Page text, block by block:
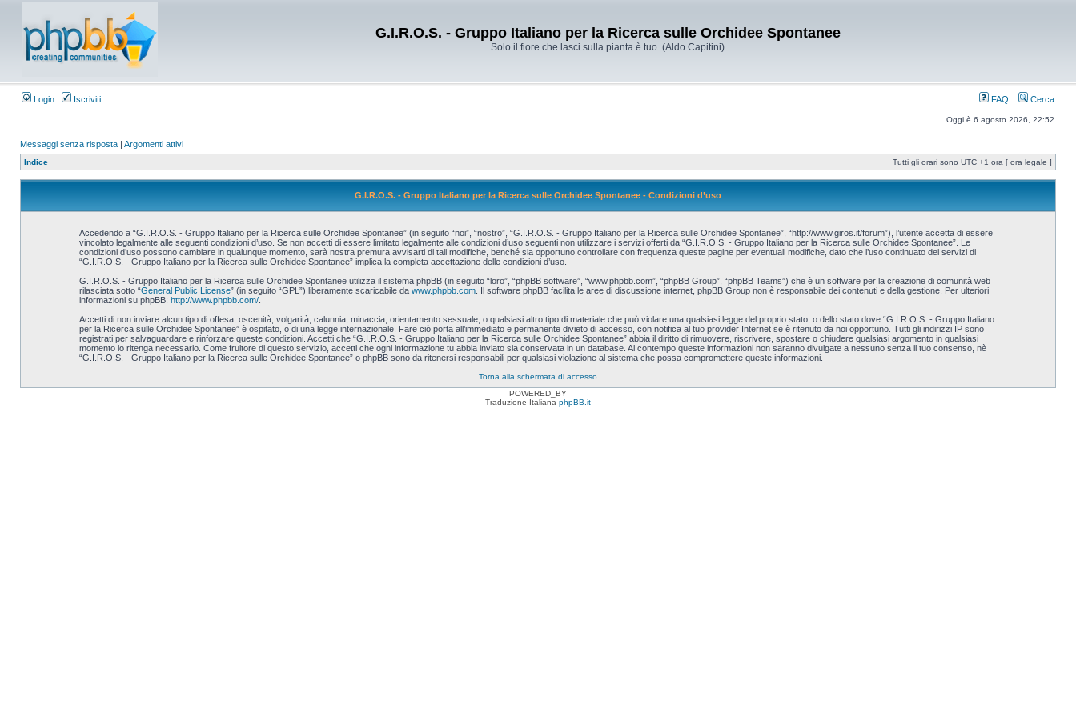
G.I.R.O.S. - Gruppo Italiano per la Ricerca sulle Orchidee Spontanee
Solo il fiore che lasci sulla pianta è tuo. (Aldo Capitini)
Login Iscriviti FAQ Cerca
Oggi è 6 agosto 2026, 22:52
Messaggi senza risposta | Argomenti attivi
Indice Tutti gli orari sono UTC +1 ora [ ora legale ]
G.I.R.O.S. - Gruppo Italiano per la Ricerca sulle Orchidee Spontanee - Condizioni d’uso
Accedendo a “G.I.R.O.S. - Gruppo Italiano per la Ricerca sulle Orchidee Spontanee” (in seguito “noi”, “nostro”, “G.I.R.O.S. - Gruppo Italiano per la Ricerca sulle Orchidee Spontanee”, “http://www.giros.it/forum”), l’utente accetta di essere
vincolato legalmente alle seguenti condizioni d’uso. Se non accetti di essere limitato legalmente alle condizioni d’uso seguenti non utilizzare i servizi offerti da “G.I.R.O.S. - Gruppo Italiano per la Ricerca sulle Orchidee Spontanee”. Le
condizioni d’uso possono cambiare in qualunque momento, sarà nostra premura avvisarti di tali modifiche, benché sia opportuno controllare con frequenza queste pagine per eventuali modifiche, dato che l’uso continuato dei servizi di
“G.I.R.O.S. - Gruppo Italiano per la Ricerca sulle Orchidee Spontanee” implica la completa accettazione delle condizioni d’uso.
G.I.R.O.S. - Gruppo Italiano per la Ricerca sulle Orchidee Spontanee utilizza il sistema phpBB (in seguito “loro”, “phpBB software”, “www.phpbb.com”, “phpBB Group”, “phpBB Teams”) che è un software per la creazione di comunità web
rilasciata sotto “General Public License” (in seguito “GPL”) liberamente scaricabile da www.phpbb.com. Il software phpBB facilita le aree di discussione internet, phpBB Group non è responsabile dei contenuti e della gestione. Per ulteriori
informazioni su phpBB: http://www.phpbb.com/.
Accetti di non inviare alcun tipo di offesa, oscenità, volgarità, calunnia, minaccia, orientamento sessuale, o qualsiasi altro tipo di materiale che può violare una qualsiasi legge del proprio stato, o dello stato dove “G.I.R.O.S. - Gruppo Italiano
per la Ricerca sulle Orchidee Spontanee” è ospitato, o di una legge internazionale. Fare ciò porta all’immediato e permanente divieto di accesso, con notifica al tuo provider Internet se è ritenuto da noi opportuno. Tutti gli indirizzi IP sono
registrati per salvaguardare e rinforzare queste condizioni. Accetti che “G.I.R.O.S. - Gruppo Italiano per la Ricerca sulle Orchidee Spontanee” abbia il diritto di rimuovere, riscrivere, spostare o chiudere qualsiasi argomento in qualsiasi
momento lo ritenga necessario. Come fruitore di questo servizio, accetti che ogni informazione tu abbia inviato sia conservata in un database. Al contempo queste informazioni non saranno divulgate a nessuno senza il tuo consenso, nè
“G.I.R.O.S. - Gruppo Italiano per la Ricerca sulle Orchidee Spontanee” o phpBB sono da ritenersi responsabili per qualsiasi violazione al sistema che possa compromettere queste informazioni.
Torna alla schermata di accesso
POWERED_BY
Traduzione Italiana phpBB.it